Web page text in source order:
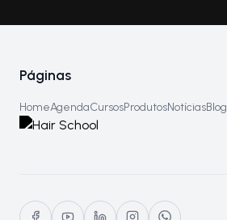
Páginas
HomeAgendaCursosProdutosNotíciasBlog